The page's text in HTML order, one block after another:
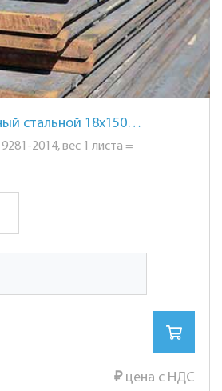
Лист горячекатаный стальной 18х1500х6000мм. ст. 09Г2С
2014, вес 1 листа =
₽цена с НДС